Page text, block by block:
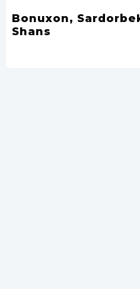
Bonuxon,
Shans